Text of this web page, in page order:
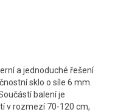
a jednoduché řešení
sklo o síle 6 mm.
balení je
v rozmezí 70-120 cm,